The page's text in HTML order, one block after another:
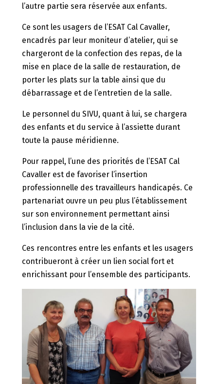
l’autre partie sera réservée aux enfants.
Ce sont les usagers de l’ESAT Cal Cavaller,
encadrés par leur moniteur d’atelier, qui se
chargeront de la confection des repas, de la
mise en place de la salle de restauration, de
porter les plats sur la table ainsi que du
débarrassage et de l’entretien de la salle.
Le personnel du SIVU, quant à lui, se chargera
des enfants et du service à l’assiette durant
toute la pause méridienne.
Pour rappel, l’une des priorités de l’ESAT Cal
Cavaller est de favoriser l’insertion
professionnelle des travailleurs handicapés. Ce
partenariat ouvre un peu plus l’établissement
sur son environnement permettant ainsi
l’inclusion dans la vie de la cité.
Ces rencontres entre les enfants et les usagers
contribueront à créer un lien social fort et
enrichissant pour l’ensemble des participants.